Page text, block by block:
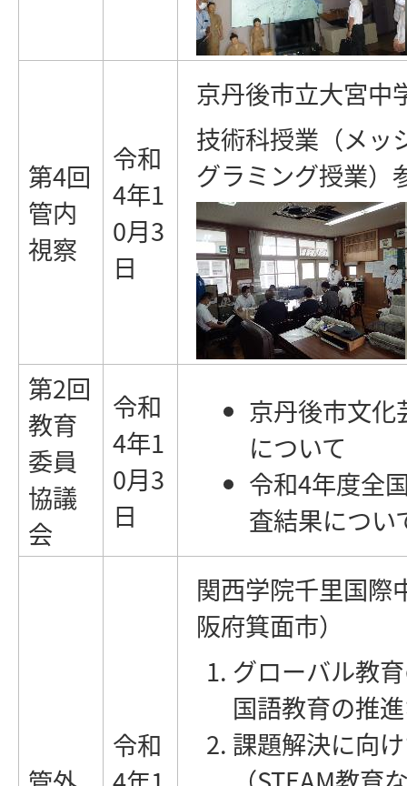
第4回
管内
視察
令和
4年1
0月3
日
京丹後市立大宮中
技術科授業（メッ
グラミング授業）
第2回
教育
委員
協議
会
令和
4年1
0月3
日
京丹後市文化
について
令和4年度全
査結果につい
令和
関西学院千里国際
阪府箕面市）
グローバル教
国語教育の推
課題解決に向